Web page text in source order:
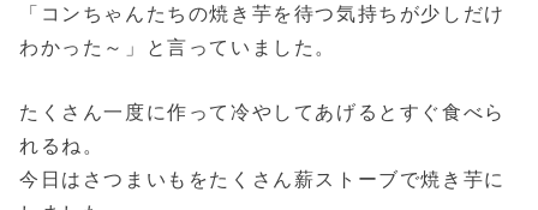
「コンちゃんたちの焼き芋を待つ気持ちが少しだけ
わかった～」と言っていました。
たくさん一度に作って冷やしてあげるとすぐ食べら
れるね。
今日はさつまいもをたくさん薪ストーブで焼き芋に